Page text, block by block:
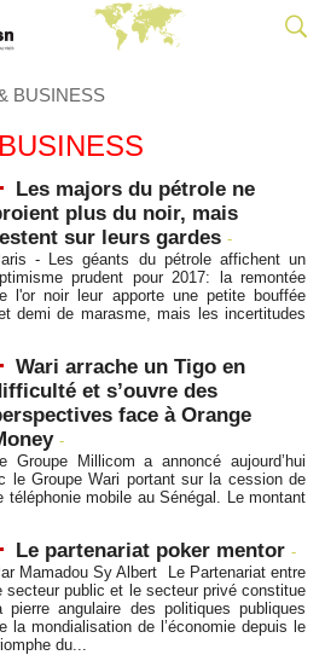
BUSINESS
Les majors du pétrole ne
plus du noir, mais
sur leurs gardes -
- Les géants du pétrole affichent un
prudent pour 2017: la remontée
l'or noir leur apporte une petite bouffée
demi de marasme, mais les incertitudes
Wari arrache un Tigo en
et s’ouvre des
face à Orange
-
Groupe Millicom a annoncé aujourd’hui
le Groupe Wari portant sur la cession de
téléphonie mobile au Sénégal. Le montant
Le partenariat poker mentor -
Mamadou Sy Albert Le Partenariat entre
secteur public et le secteur privé constitue
pierre angulaire des politiques publiques
la mondialisation de l’économie depuis le
du...